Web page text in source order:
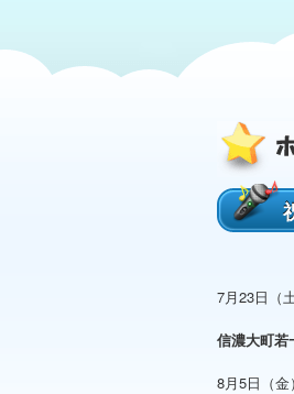
7月23日（
信濃大町若
8月5日（金）